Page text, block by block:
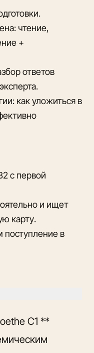
чтение,
+
ответов
как уложиться в
с первой
и ищет
карту.
в
C1 **